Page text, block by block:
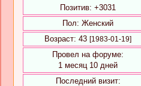
Позитив: +3031
Пол: Женский
Возраст: 43 [1983-01-19]
Провел на форуме:
1 месяц 10 дней
Последний визит: